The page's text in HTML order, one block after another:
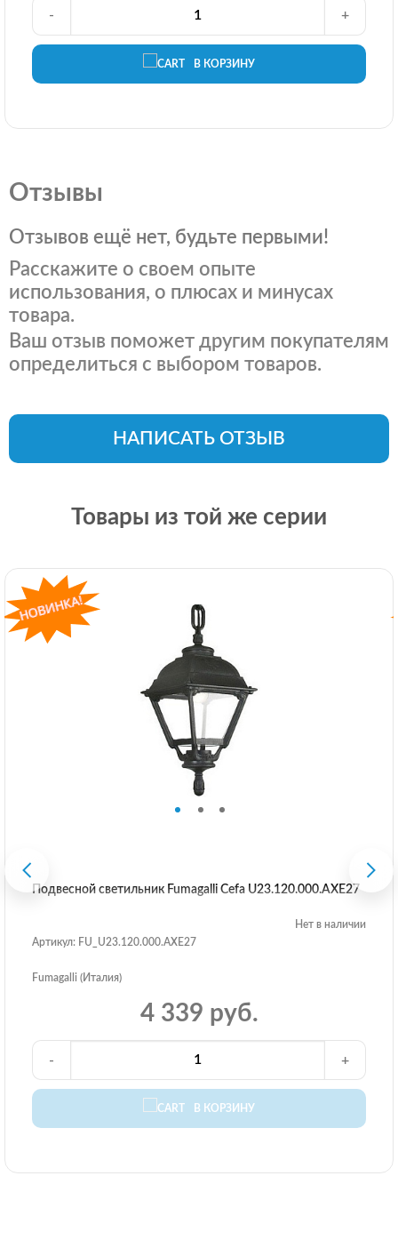
В КОРЗИНУ
- +
Отзывы
Отзывов ещё нет, будьте первыми!
Расскажите о своем опыте
использования, о плюсах и минусах
товара.
Ваш отзыв поможет другим покупателям
определиться с выбором товаров.
НАПИСАТЬ ОТЗЫВ
Товары из той же серии
Подвесной светильник Fumagalli Cefa U23.120.000.AXE27
Нет в наличии
Артикул: FU_U23.120.000.AXE27
Fumagalli (Италия)
4 339 руб.
В КОРЗИНУ
- +